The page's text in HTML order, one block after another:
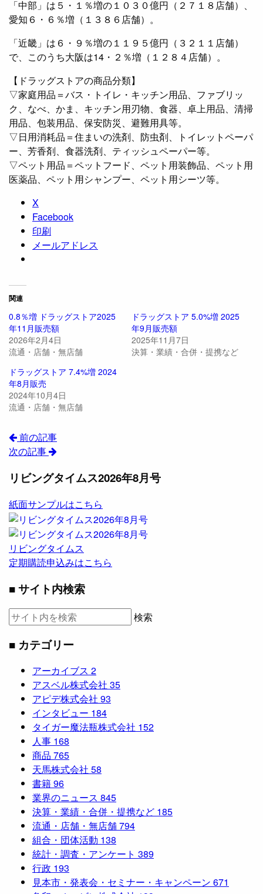
「中部」は５・１％増の１０３０億円（２７１８店舗）、
愛知６・６％増（１３８６店舗）。
「近畿」は６・９％増の１１９５億円（３２１１店舗）
で、このうち大阪は14・２％増（１２８４店舗）。
【ドラッグストアの商品分類】
▽家庭用品＝バス・トイレ・キッチン用品、ファブリッ
ク、なべ、かま、キッチン用刃物、食器、卓上用品、清掃
用品、包装用品、保安防災、避難用具等。
▽日用消耗品＝住まいの洗剤、防虫剤、トイレットペーパ
ー、芳香剤、食器洗剤、ティッシュペーパー等。
▽ペット用品＝ペットフード、ペット用装飾品、ペット用
医薬品、ペット用シャンプー、ペット用シーツ等。
X
Facebook
印刷
メールアドレス
関連
0.8％増 ドラッグストア2025
年11月販売額
2026年2月4日
流通・店舗・無店舗
ドラッグストア 5.0%増 2025
年9月販売額
2025年11月7日
決算・業績・合併・提携など
ドラッグストア 7.4%増 2024
年8月販売
2024年10月4日
流通・店舗・無店舗
前の記事
次の記事
リビングタイムス2026年8月号
紙面サンプルはこちら
リビングタイムス
定期購読申込みはこちら
■ サイト内検索
検索
■ カテゴリー
アーカイブス 2
アスベル株式会社 35
アピデ株式会社 93
インタビュー 184
タイガー魔法瓶株式会社 152
人事 168
商品 765
天馬株式会社 58
書籍96
業界のニュース 845
決算・業績・合併・提携など 185
流通・店舗・無店舗794
組合・団体活動 138
統計・調査・アンケート 389
行政 193
見本市・発表会・セミナー・キャンペーン 671